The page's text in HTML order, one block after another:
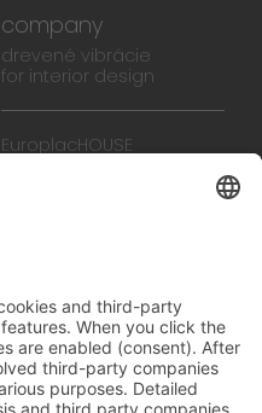
company
drevené vibrácie
for interior design
EuroplacHOUSE
PREDAJŠKOLY